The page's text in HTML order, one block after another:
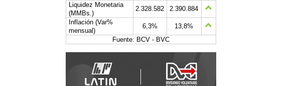
Liquidez Monetaria
(MMBs.)
2.328.582
2.390.884
Inflación (Var%
mensual)
6,3%
13,8%
Fuente: BCV - BVC